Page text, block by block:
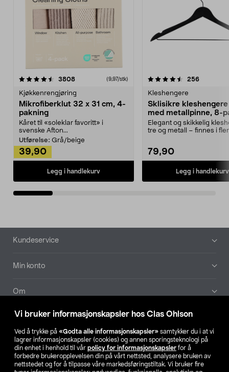
Vi bruker informasjonskapsler hos Clas Ohlson
Ved å trykke på «Godta alle informasjonskapsler» samtykker du i at vi
lagrer informasjonskapsler (cookies) og annen sporingsteknologi på
din enhet i henhold til vår policy for informasjonskapsler for å
forbedre brukeropplevelsen din på vårt nettsted, analysere bruken av
nettstedet og for å tilpasse våre markedsføringstiltak. Vi bruker fire
3808anmeldelser(9,97/stk)
Kjøkkenrengjøring
Mikrofiberklut 32 x 31 cm, 4-
pakning
Kåret til «soleklar favoritt» i
svenske Afton...
Utførelse: Grå/beige
39,90
Legg i handlekurv
4.5av 5 stjerner 256
Kleshengere
Sklisikre
med metallpinne, 8-
Elegant og skikkelig
tre og metall – finnes i
79,90
Legg i handlekurv
4.5av 5 stjerner
Bunntekst
Kundeservice
Min konto
Om
Aktuelt
Våre selskaper
Finn din butikk